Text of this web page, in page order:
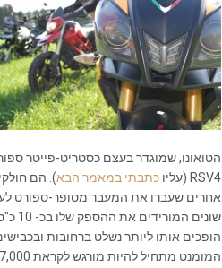
הטואונו, שמוגדר בעצם כסטריט-פייטר
RSV4 (עליו
כתבתי במאמר הבא
אחרים שעברו את המעבר מסופר-ספורט